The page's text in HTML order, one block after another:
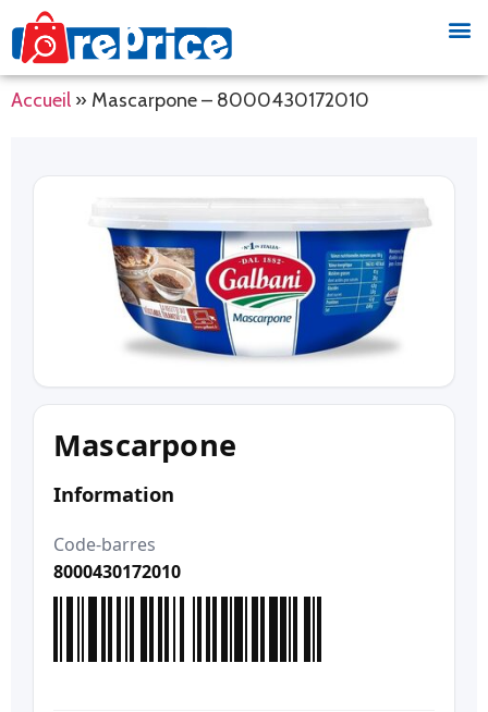
Accueil » Mascarpone – 8000430172010
Mascarpone
Information
Code-barres
8000430172010